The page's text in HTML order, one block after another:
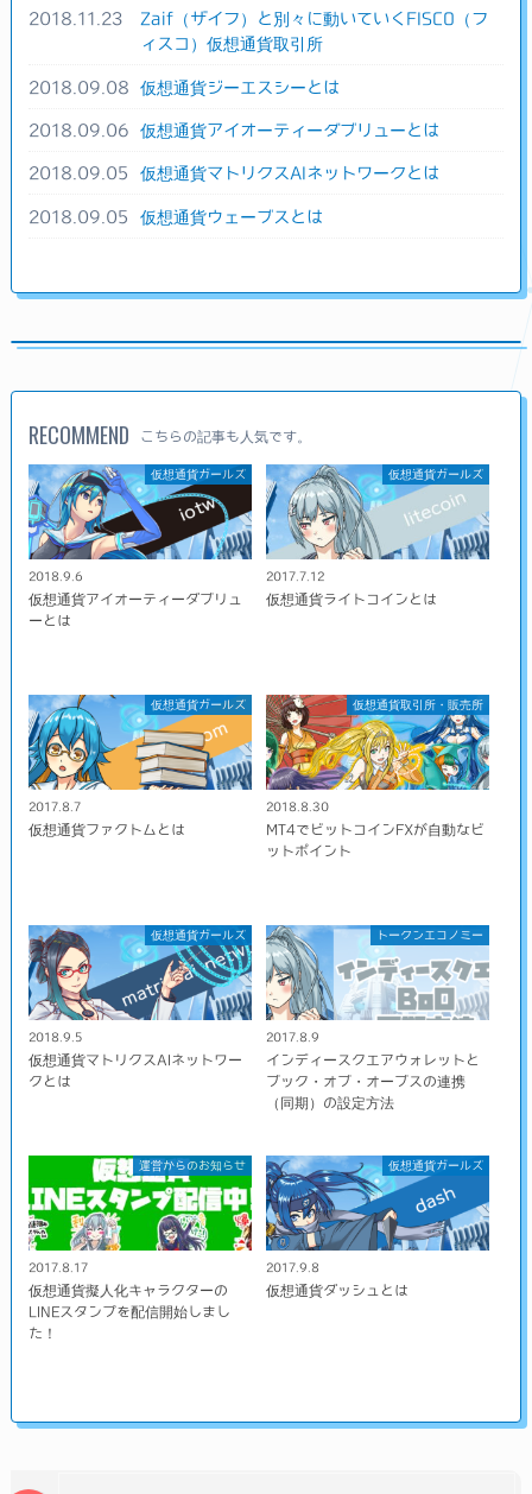
2018.11.23
Zaif（ザイフ）と別々に動いていくFISCO（フ
ィスコ）仮想通貨取引所
2018.09.08 仮想通貨ジーエスシーとは
2018.09.06 仮想通貨アイオーティーダブリューとは
2018.09.05 仮想通貨マトリクスAIネットワークとは
2018.09.05 仮想通貨ウェーブスとは
RECOMMEND こちらの記事も人気です。
仮想通貨ガールズ
2018.9.6
仮想通貨アイオーティーダブリュ
ーとは
仮想通貨ガールズ
2017.7.12
仮想通貨ライトコインとは
仮想通貨ガールズ
2017.8.7
仮想通貨ファクトムとは
仮想通貨取引所・販売所
2018.8.30
MT4でビットコインFXが自動なビ
ットポイント
仮想通貨ガールズ
2018.9.5
仮想通貨マトリクスAIネットワー
クとは
トークンエコノミー
2017.8.9
インディースクエアウォレットと
ブック・オブ・オーブスの連携
（同期）の設定方法
運営からのお知らせ
2017.8.17
仮想通貨擬人化キャラクターの
LINEスタンプを配信開始しまし
た！
仮想通貨ガールズ
2017.9.8
仮想通貨ダッシュとは